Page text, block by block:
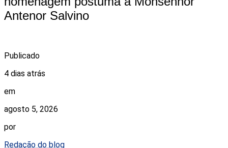
Antenor Salvino
Publicado
4 dias atrás
em
agosto 5, 2026
por
Redação do blog